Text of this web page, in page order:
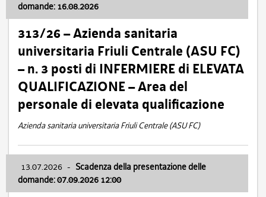
domande: 16.08.2026
313/26 – Azienda sanitaria
universitaria Friuli Centrale (ASU FC)
– n. 3 posti di INFERMIERE di ELEVATA
QUALIFICAZIONE – Area del
personale di elevata qualificazione
Azienda sanitaria universitaria Friuli Centrale (ASU FC)
13.07.2026 - Scadenza della presentazione delle
domande: 07.09.2026 12:00